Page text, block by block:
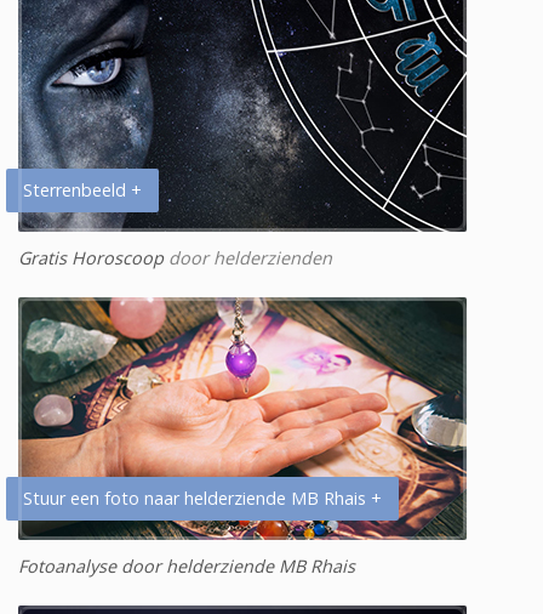
Sterrenbeeld +
Gratis Horoscoopdoor helderzienden
Stuur een foto naar helderziende MB Rhais +
Fotoanalyse door helderziende MB Rhais